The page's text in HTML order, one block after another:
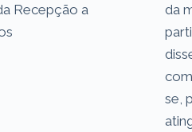
Recepção a
da
se,